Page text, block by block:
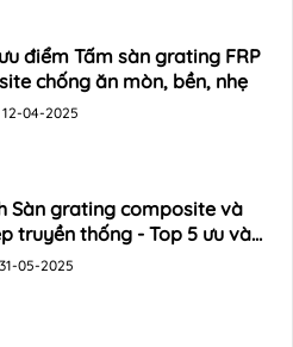
điểm Tấm sàn grating FRP
chống ăn mòn, bền, nhẹ
12-04-2025
Sàn grating composite và
truyền thống - Top 5 ưu và
31-05-2025